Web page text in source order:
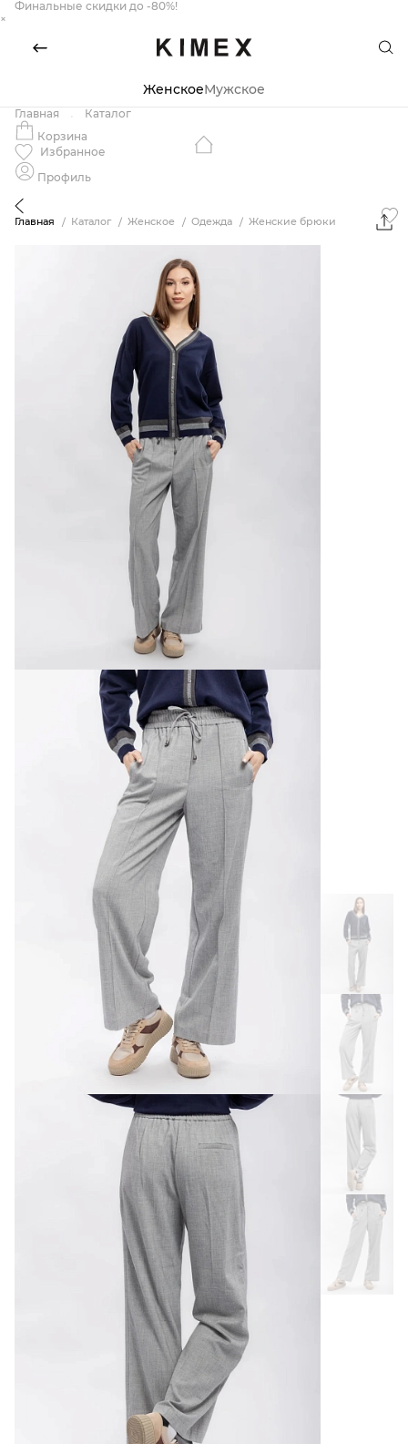
Финальные скидки до -80%!
×
ЖенскоеМужское
Главная
Каталог
Корзина
Избранное
Профиль
Главная Каталог Женское Одежда Женские брюки